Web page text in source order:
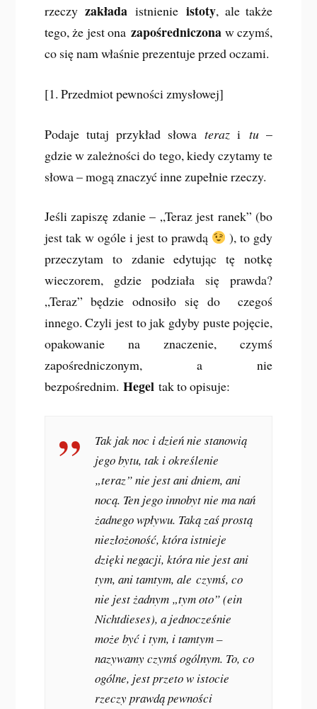
rzeczyzakładaistnienie istoty, ale także
tego, że jest onazapośredniczona w czymś,
co się nam właśnie prezentuje przed oczami.
[1. Przedmiot pewności zmysłowej]
Podaje tutaj przykład słowateraz itu –
gdzie w zależności do tego, kiedy czytamy te
słowa – mogą znaczyć inne zupełnie rzeczy.
Jeśli zapiszę zdanie – „Teraz jest ranek” (bo
jest tak w ogóle i jest to prawdą
), to gdy
przeczytam to zdanie edytując tę notkę
wieczorem, gdzie podziała się prawda?
„Teraz” będzie odnosiło się do czegoś
innego. Czyli jest to jak gdyby puste pojęcie,
opakowanie na znaczenie, czymś
zapośredniczonym, a nie
bezpośrednim. Hegel tak to opisuje:
Tak jak noc i dzień nie stanowią
jego bytu, tak i określenie
„teraz” nie jest ani dniem, ani
nocą. Ten jego innobyt nie ma nań
żadnego wpływu. Taką zaś prostą
niezłożoność, która istnieje
dzięki negacji, która nie jest ani
tym, ani tamtym, ale czymś, co
nie jest żadnym „tym oto” (ein
Nichtdieses), a jednocześnie
może być i tym, i tamtym –
nazywamy czymśogólnym. To, co
ogólne, jest przeto w istocie
rzeczy prawdą pewności